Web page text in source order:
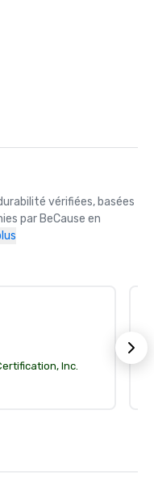
vérifiées, basées
par BeCause en
Inc.